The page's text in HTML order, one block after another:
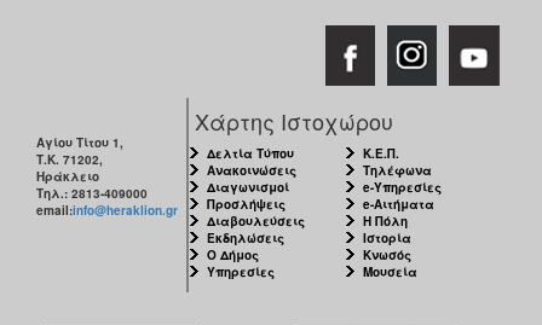
Αγίου Τίτου 1,
Τ.Κ. 71202,
Ηράκλειο
Τηλ.: 2813-409000
email:info@heraklion.gr
Χάρτης Ιστοχώρου
Δελτία Τύπου
Ανακοινώσεις
Διαγωνισμοί
Προσλήψεις
Διαβουλεύσεις
Εκδηλώσεις
Ο Δήμος
Υπηρεσίες
Κ.Ε.Π.
Τηλέφωνα
e-Υπηρεσίες
e-Αιτήματα
Η Πόλη
Ιστορία
Κνωσός
Μουσεία